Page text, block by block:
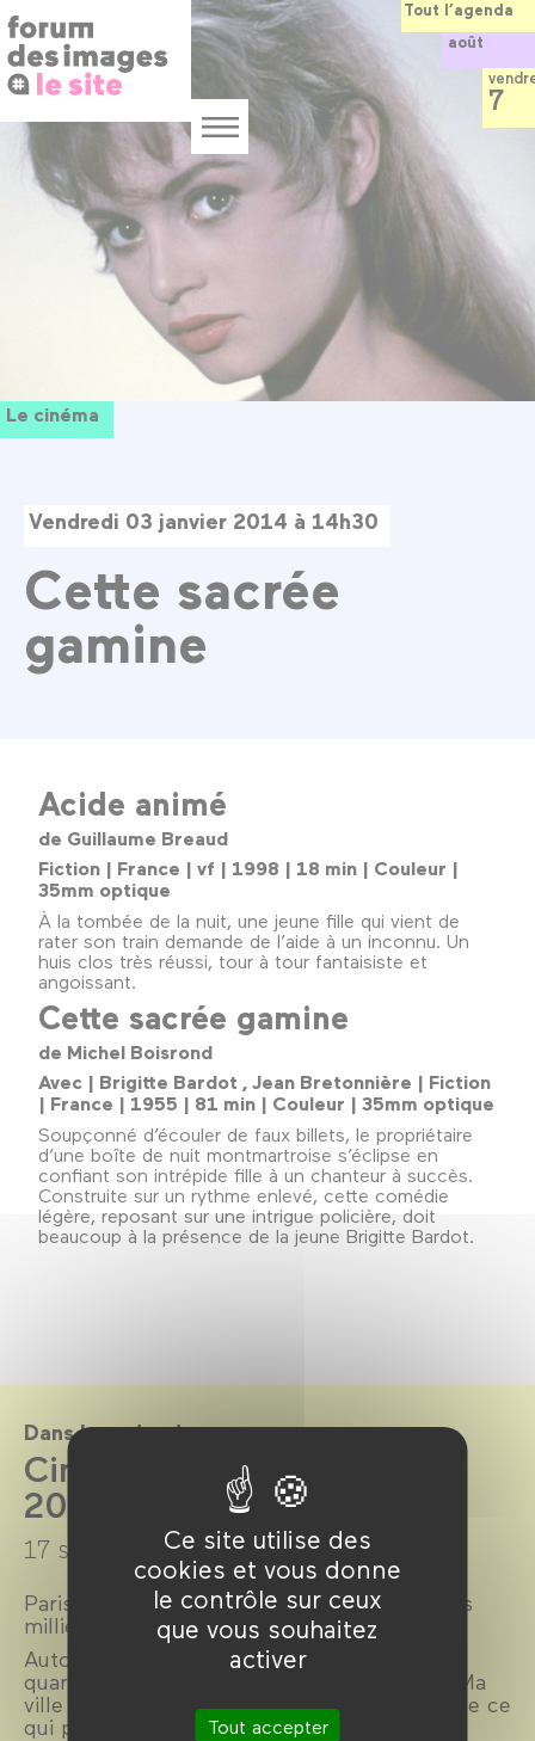
Panneau de gestion des cookies
Ce site utilise des
cookies et vous donne
le contrôle sur ceux
que vous souhaitez
activer
Tout accepter
au
contenu
principal
Menu
Le cinéma
Vendredi 03 janvier 2014 à 14h30
Cette sacrée
gamine
Acide animé
de Guillaume Breaud
Fiction | France | vf | 1998 | 18 min | Couleur |
35mm optique
À la tombée de la nuit, une jeune fille qui vient de
rater son train demande de l’aide à un inconnu. Un
huis clos très réussi, tour à tour fantaisiste et
angoissant.
Cette sacrée gamine
de Michel Boisrond
Avec | Brigitte Bardot , Jean Bretonnière | Fiction
| France | 1955 | 81 min | Couleur | 35mm optique
Soupçonné d’écouler de faux billets, le propriétaire
d’une boîte de nuit montmartroise s’éclipse en
confiant son intrépide fille à un chanteur à succès.
Construite sur un rythme enlevé, cette comédie
légère, reposant sur une intrigue policière, doit
beaucoup à la présence de la jeune Brigitte Bardot.
Dans le cadre de
CinéMa ville saison 2013-
2014
17 septembre 2013 → 22 juillet 2014
Paris, ville lumière, ville cinéma, a inspiré des
milliers de films.
Autour d’un réalisateur, d’un acteur, d’un
quartier, d’une époque ou d’un thème, CinéMa
ville propose chaque mois une exploration de ce
qui palpite dans la cité.
Tout l’agenda
août
7